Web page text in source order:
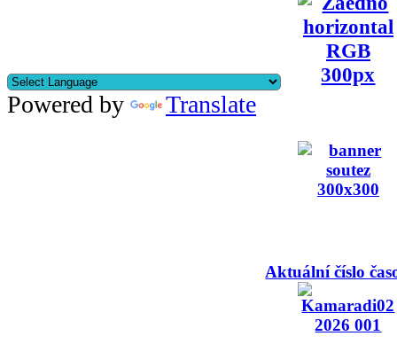
Powered by Translate
Aktuální číslo